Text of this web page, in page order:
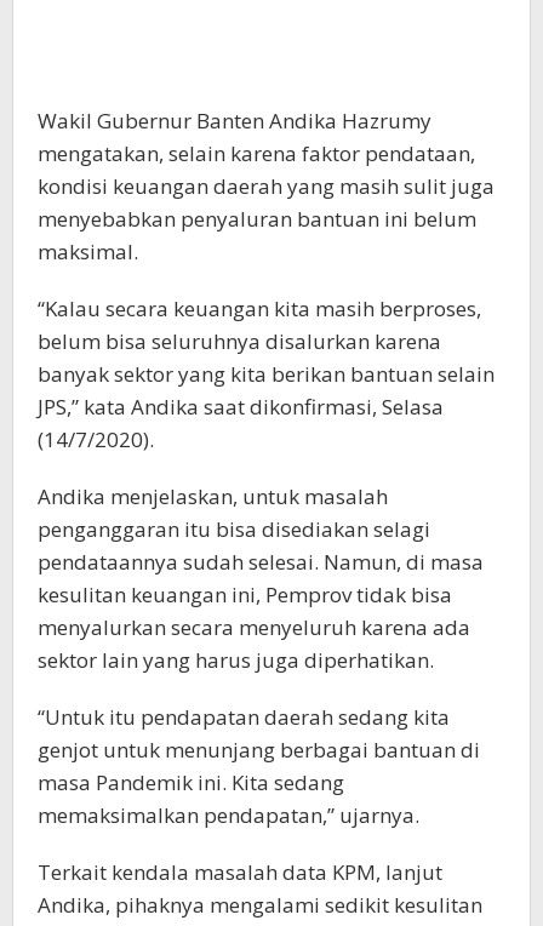
Wakil Gubernur Banten Andika Hazrumy
mengatakan, selain karena faktor pendataan,
kondisi keuangan daerah yang masih sulit juga
menyebabkan penyaluran bantuan ini belum
maksimal.
“Kalau secara keuangan kita masih berproses,
belum bisa seluruhnya disalurkan karena
banyak sektor yang kita berikan bantuan selain
JPS,” kata Andika saat dikonfirmasi, Selasa
(14/7/2020).
Andika menjelaskan, untuk masalah
penganggaran itu bisa disediakan selagi
pendataannya sudah selesai. Namun, di masa
kesulitan keuangan ini, Pemprov tidak bisa
menyalurkan secara menyeluruh karena ada
sektor lain yang harus juga diperhatikan.
“Untuk itu pendapatan daerah sedang kita
genjot untuk menunjang berbagai bantuan di
masa Pandemik ini. Kita sedang
memaksimalkan pendapatan,” ujarnya.
Terkait kendala masalah data KPM, lanjut
Andika, pihaknya mengalami sedikit kesulitan